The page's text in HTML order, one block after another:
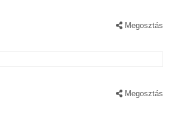
Megosztás
Megosztás